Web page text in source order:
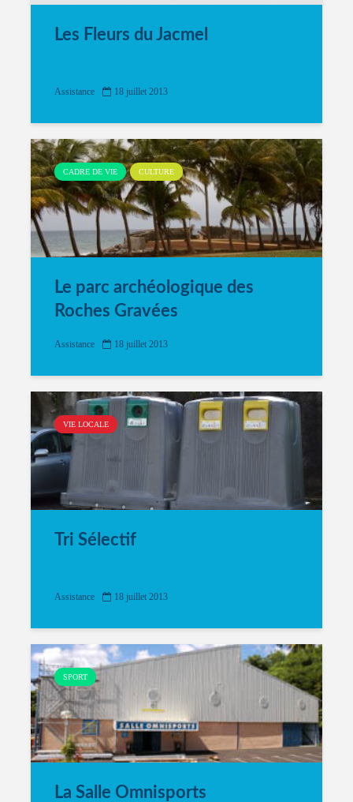
Les Fleurs du Jacmel
Assistance 18 juillet 2013
CADRE DE VIE CULTURE
Le parc archéologique des
Roches Gravées
Assistance 18 juillet 2013
VIE LOCALE
Tri Sélectif
Assistance 18 juillet 2013
SPORT
La Salle Omnisports